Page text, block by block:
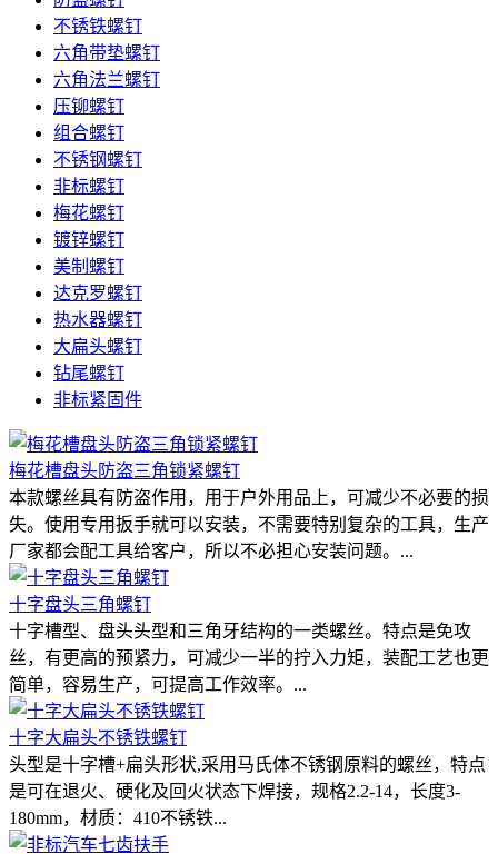
不锈铁螺钉
六角带垫螺钉
六角法兰螺钉
压铆螺钉
组合螺钉
不锈钢螺钉
非标螺钉
梅花螺钉
镀锌螺钉
美制螺钉
达克罗螺钉
热水器螺钉
大扁头螺钉
钻尾螺钉
非标紧固件
梅花槽盘头防盗三角锁紧螺钉
本款螺丝具有防盗作用，用于户外用品上，可减少不必要的损
失。使用专用扳手就可以安装，不需要特别复杂的工具，生产
厂家都会配工具给客户，所以不必担心安装问题。...
十字盘头三角螺钉
十字槽型、盘头头型和三角牙结构的一类螺丝。特点是免攻
丝，有更高的预紧力，可减少一半的拧入力矩，装配工艺也更
简单，容易生产，可提高工作效率。...
十字大扁头不锈铁螺钉
头型是十字槽+扁头形状,采用马氏体不锈钢原料的螺丝，特点
是可在退火、硬化及回火状态下焊接，规格2.2-14，长度3-
180mm，材质：410不锈铁...